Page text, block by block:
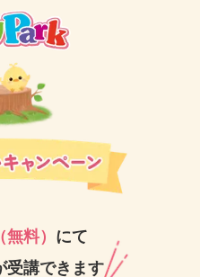
・・。
んか？
い！！
う行動をするのか？」が
無料） にて
受講できます